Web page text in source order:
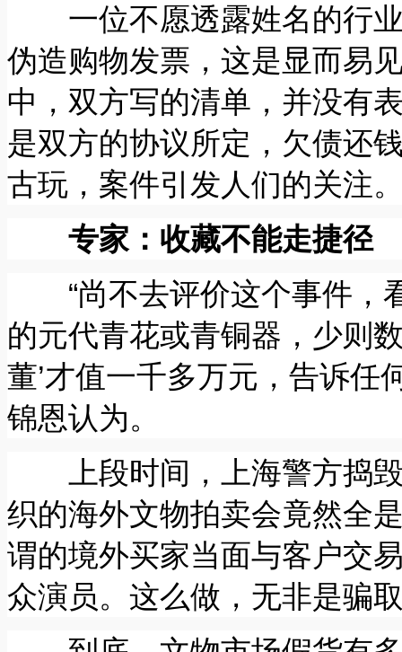
一位不愿透露姓名的行业
伪造购物发票，这是显而易
中，双方写的清单，并没有
是双方的协议所定，欠债还
古玩，案件引发人们的关注
专家：收藏不能走捷径
“尚不去评价这个事件，
的元代青花或青铜器，少则
董’才值一千多万元，告诉任
锦恩认为。
上段时间，上海警方捣毁
织的海外文物拍卖会竟然全
谓的境外买家当面与客户交
众演员。这么做，无非是骗